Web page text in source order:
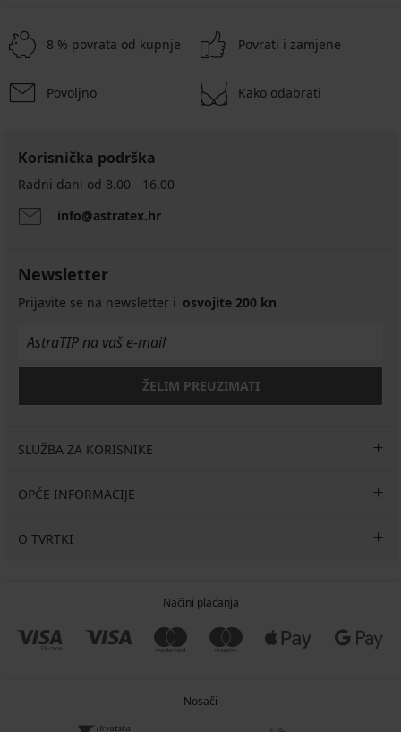
8 % povrata od kupnje Povrati i zamjene
Povoljno Kako odabrati
Korisnička podrška
Radni dani od 8.00 - 16.00
info@astratex.hr
Newsletter
Prijavite se na newsletter i osvojite 200 kn
ŽELIM PREUZIMATI
SLUŽBA ZA KORISNIKE
OPĆE INFORMACIJE
O TVRTKI
Načini plaćanja
Nosači